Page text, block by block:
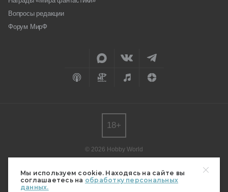
Мы используем cookie. Находясь на сайте вы
соглашаетесь на обработку персональных
данных.
Вопросы редакции
Форум МирФ
© 2026 Hobby World
редакции.
Мнение авторов может не совпадать с мнением редакции.
18+